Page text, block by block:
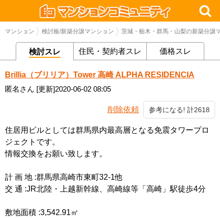
マンション 検討板/新築分譲マンション 茨城・栃木・群馬・山梨の新築分譲
検討スレ 住民・契約者スレ 価格スレ
Brillia（ブリリア）Tower 高崎 ALPHA RESIDENCIA
匿名さん [更新]2020-06-02 08:05
削除依頼 参考になる! 計2618
住居用ビルとしては群馬県内最高層となる免震タワープロ
ジェクトです。
情報交換をお願い致します。
計 画 地 :群馬県高崎市東町32-1他
交 通 :JR北陸・上越新幹線、高崎線等「高崎」駅徒歩4分
敷地面積 :3,542.91㎡